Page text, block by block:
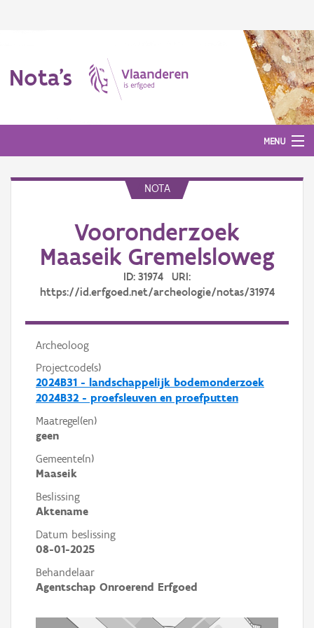
Nota's
MENU
NOTA
Vooronderzoek
Maaseik Gremelsloweg
ID: 31974 URI:
https://id.erfgoed.net/archeologie/notas/31974
Archeoloog
Projectcode(s)
2024B31 - landschappelijk bodemonderzoek
2024B32 - proefsleuven en proefputten
Maatregel(en)
geen
Gemeente(n)
Maaseik
Beslissing
Aktename
Datum beslissing
08-01-2025
Behandelaar
Agentschap Onroerend Erfgoed